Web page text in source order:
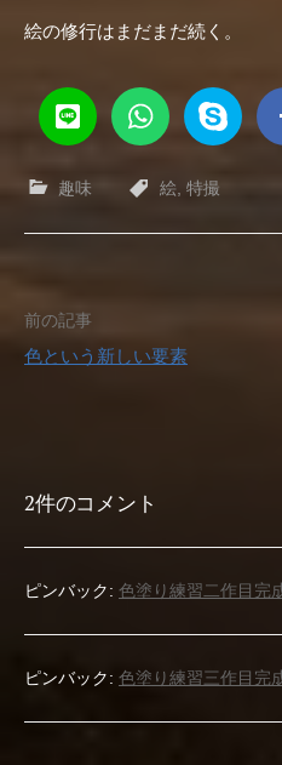
絵の修行はまだまだ続く。
趣味 絵 特撮
投
ビ
ゲ
ー
シ
ョ
ン
前の記事
色という新しい要素
2件のコメント
ピンバック: 色塗り練習二作目完
ピンバック: 色塗り練習三作目完